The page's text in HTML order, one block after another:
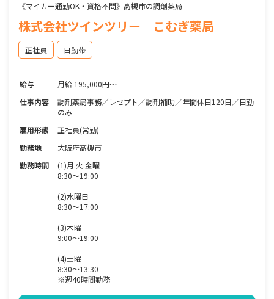
《マイカー通勤OK・資格不問》高槻市の調剤薬局
株式会社ツインツリー こむぎ薬局
正社員 日勤帯
給与
月給 195,000円～
仕事内容
調剤薬局事務／レセプト／調剤補助／年間休日120日／日勤
のみ
雇用形態
正社員(常勤)
勤務地
大阪府高槻市
勤務時間
(1)月.火.金曜
8:30～19:00
(2)水曜日
8:30～17:00
(3)木曜
9:00～19:00
(4)土曜
8:30～13:30
※週40時間勤務